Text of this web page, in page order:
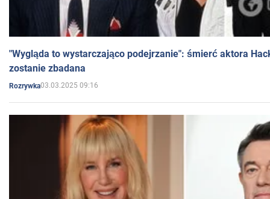
"Wygląda to wystarczająco podejrzanie": śmierć aktora
zostanie zbadana
Rozrywka03.03.2025 09:16